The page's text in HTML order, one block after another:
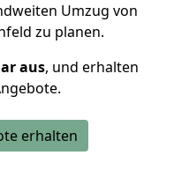
Umzug von
zu planen.
aus, und erhalten
erhalten